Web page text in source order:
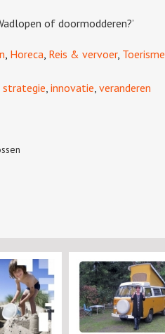
of doormodderen?’
Horeca Reis & vervoer, Toerisme
strategie innovatie veranderen